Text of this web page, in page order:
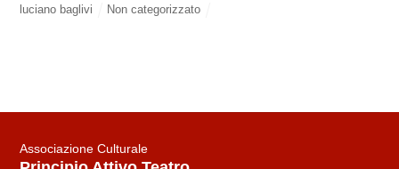
luciano baglivi Non categorizzato
Associazione Culturale